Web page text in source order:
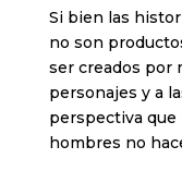
Si bien las
no son
ser creados por
personajes y a
perspectiva
hombres no